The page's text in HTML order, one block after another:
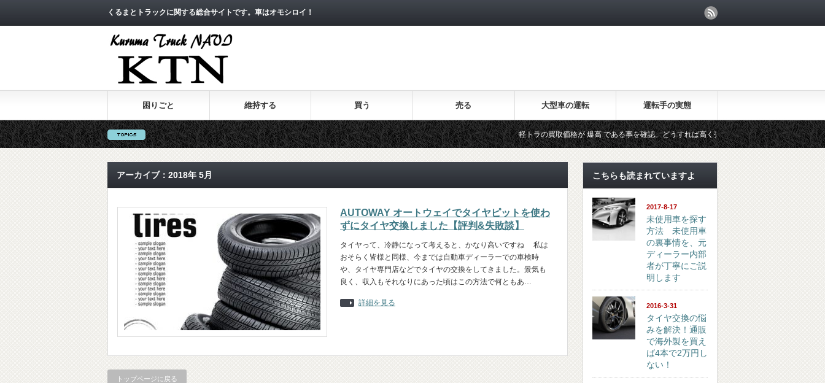
くるまとトラックに関する総合サイトです。車はオモシロイ！
困りごと 維持する 買う 売る 大型車の運転 運転手の実態
軽トラの買取価格が 爆高 である事を確認。どうすれば高く売れますか？ 20万キロ
アーカイブ：2018年 5月
AUTOWAY オートウェイでタイヤピットを使わ
ずにタイヤ交換しました【評判&失敗談】
タイヤって、冷静になって考えると、かなり高いですね 私は
おそらく皆様と同様、今までは自動車ディーラーでの車検時
や、タイヤ専門店などでタイヤの交換をしてきました。景気も
良く、収入もそれなりにあった頃はこの方法で何ともあ…
詳細を見る
トップページに戻る
こちらも読まれていますよ
2017-8-17
未使用車を探す
方法 未使用車
の裏事情を、元
ディーラー内部
者が丁寧にご説
明します
2016-3-31
タイヤ交換の悩
みを解決！通販
で海外製を買え
ば4本で2万円し
ない！